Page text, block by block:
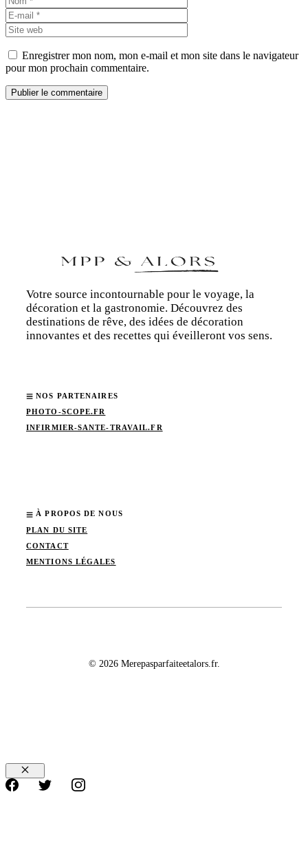
mail
web
Enregistrer mon nom, mon e-mail et mon site dans le navigateur
pour mon prochain commentaire.
Votre source incontournable pour le voyage, la
décoration et la gastronomie. Découvrez des
destinations de rêve, des idées de décoration
innovantes et des recettes qui éveilleront vos sens.
NOS PARTENAIRES
PHOTO-SCOPE.FR
INFIRMIER-SANTE-TRAVAIL.FR
À PROPOS DE NOUS
PLAN DU SITE
CONTACT
MENTIONS LÉGALES
© 2026 Merepasparfaiteetalors.fr.
Fermer